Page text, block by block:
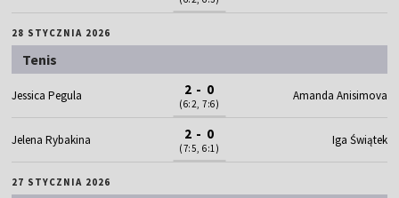
28 STYCZNIA 2026
Tenis
Jessica Pegula 2 - 0
(6:2, 7:6)
Amanda Anisimova
Jelena Rybakina 2 - 0
(7:5, 6:1)
Iga Świątek
27 STYCZNIA 2026